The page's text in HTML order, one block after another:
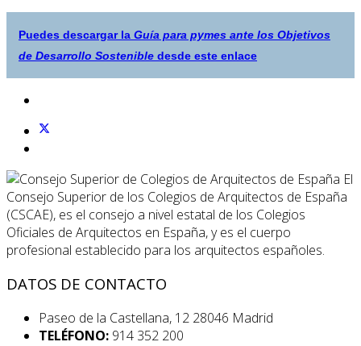
Puedes descargar la Guía para pymes ante los Objetivos
de Desarrollo Sostenible desde este enlace
El
Consejo Superior de los Colegios de Arquitectos de España
(CSCAE), es el consejo a nivel estatal de los Colegios
Oficiales de Arquitectos en España, y es el cuerpo
profesional establecido para los arquitectos españoles.
DATOS DE CONTACTO
Paseo de la Castellana, 12 28046 Madrid
TELÉFONO: 914 352 200